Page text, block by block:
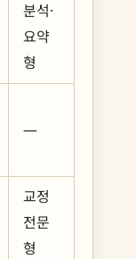
분석·
요약
형
—
교정
전문
형